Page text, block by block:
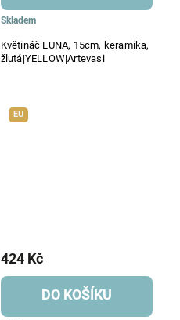
Květináč LUNA, 15cm, keramika,
žlutá|YELLOW|Artevasi
Skladem
EU
424 Kč
DO KOŠÍKU